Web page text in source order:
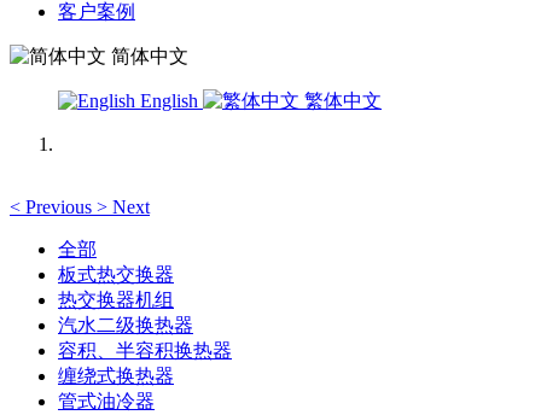
客户案例
简体中文
English 繁体中文
< Previous > Next
全部
板式热交换器
热交换器机组
汽水二级换热器
容积、半容积换热器
缠绕式换热器
管式油冷器